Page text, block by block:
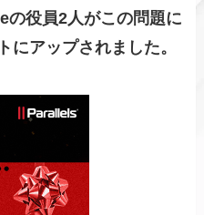
の役員2人がこの問題に
にアップされました。